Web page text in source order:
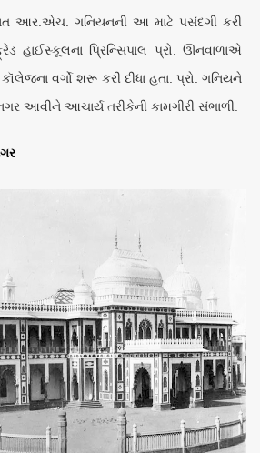
આર.એચ. ગનિયનની આ માટે પસંદગી કરી
હાઈસ્કૂલના પ્રિન્સિપાલ પ્રો. ઊનવાળાએ
વર્ગો શરૂ કરી દીધા હતા. પ્રો. ગનિયને
આવીને આચાર્ય તરીકેની કામગીરી સંભાળી.